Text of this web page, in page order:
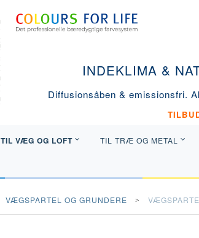
INDEKLIMA &
Diffusionsåben & emissionsfri.
TIL VÆG OG LOFT TIL TRÆ OG METAL
VÆGSPARTEL OG GRUNDERE